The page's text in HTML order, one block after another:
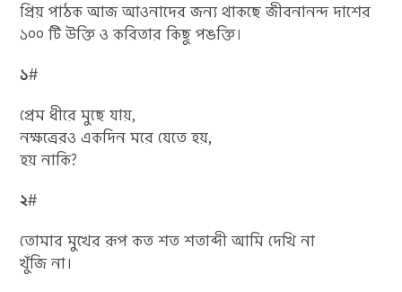
প্রিয় পাঠক আজ আওনাদের জন্য থাকছে জীবনানন্দ দাশের
১০০ টি উক্তি ও কবিতার কিছু পঙক্তি।
১#
প্রেম ধীরে মুছে যায়,
নক্ষত্রেরও একদিন মরে যেতে হয়,
হয় নাকি?
২#
তোমার মুখের রূপ কত শত শতাব্দী আমি দেখি না
খুঁজি না।